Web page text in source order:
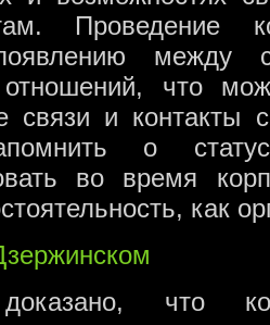
Проведение
между
отношений, что
связи и контакты
о
во время
как
что